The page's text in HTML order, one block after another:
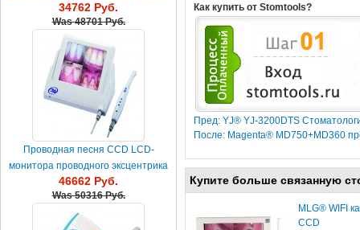
Как купить от Stomtools?
Пред: YJ® YJ-3200DTS
После: Magenta® MD750+MD360
Купите больше связанную
MLG® WIFI
CCD
ридера X-ray
34762 Руб.
Was48701 Руб.
Проводная песня CCD LCD-
монитора проводного эксцентрика
интраоральной камеры 8 д...
46662 Руб.
Was50316 Руб.